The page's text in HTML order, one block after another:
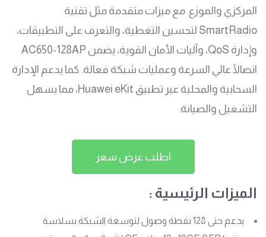
المركزي والموزع. مع ميزات متقدمة مثل تقنية
SmartRadio لتحسين التغطية، والتعرف على التطبيقات،
وإدارة QoS، وآليات الأمان القوية، يضمن AC650-128AP
اتصالًا عالي السرعة وعمليات شبكة فعالة. كما يدعم الإدارة
السحابية والمحلية عبر تطبيق Huawei eKit، مما يسهل
التشغيل والصيانة.
اطلب عرض سعر
الميزات الرئيسية :
يدعم حتى 128 نقطة وصول لتوسعة الشبكة بسلاسة